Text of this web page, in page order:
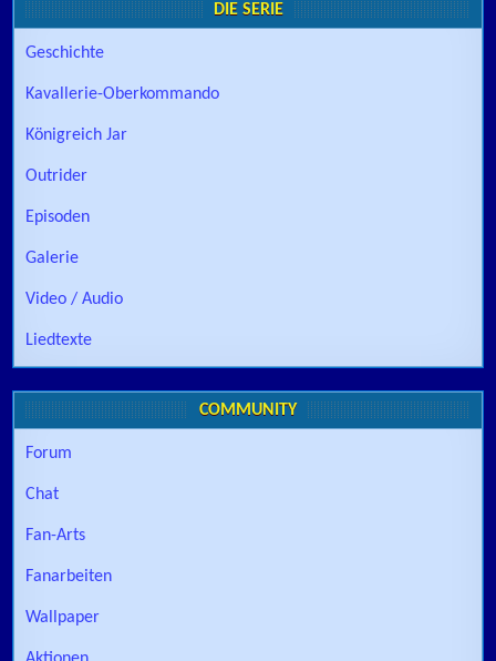
DIE SERIE
Geschichte
Kavallerie-Oberkommando
Königreich Jar
Outrider
Episoden
Galerie
Video / Audio
Liedtexte
COMMUNITY
Forum
Chat
Fan-Arts
Fanarbeiten
Wallpaper